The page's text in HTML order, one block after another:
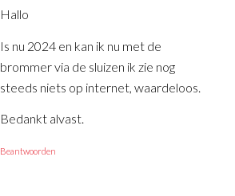
Hallo
Is nu 2024 en kan ik nu met de
brommer via de sluizen ik zie nog
steeds niets op internet, waardeloos.
Bedankt alvast.
Beantwoorden